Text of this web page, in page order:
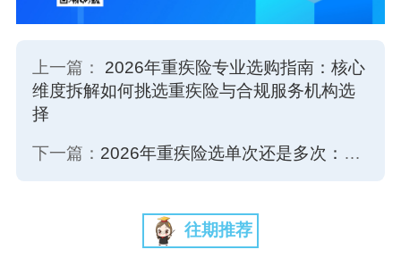
上一篇： 2026年重疾险专业选购指南：核心
维度拆解如何挑选重疾险与合规服务机构选
择
下一篇： 2026年重疾险选单次还是多次：选型逻辑、机构推荐与适配场景深度解析
往期推荐